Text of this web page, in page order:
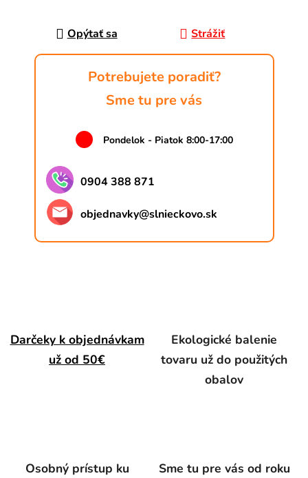
Opýtať sa Strážiť
Potrebujete poradiť?
Sme tu pre vás
Pondelok - Piatok 8:00-17:00
0904 388 871
objednavky@slnieckovo.sk
Darčeky k objednávkam
už od 50€
Ekologické balenie
tovaru už do použitých
obalov
Osobný prístup ku
Sme tu pre vás od roku